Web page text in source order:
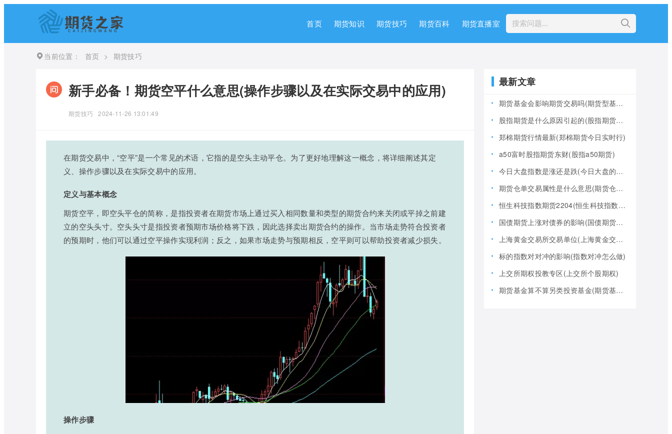
首页 期货知识 期货技巧 期货百科 期货直播室
当前位置： 首页 > 期货技巧
新手必备！期货空平什么意思(操作步骤以及在实际交易中的应用)
期货技巧 2024-11-26 13:01:49
在期货交易中，“空平”是一个常见的术语，它指的是空头主动平仓。为了更好地理解这一概念，将详细阐述其定
义、操作步骤以及在实际交易中的应用。
定义与基本概念
期货空平，即空头平仓的简称，是指投资者在期货市场上通过买入相同数量和类型的期货合约来关闭或平掉之前建
立的空头头寸。空头头寸是指投资者预期市场价格将下跌，因此选择卖出期货合约的操作。当市场走势符合投资者
的预期时，他们可以通过空平操作实现利润；反之，如果市场走势与预期相反，空平则可以帮助投资者减少损失。
操作步骤
最新文章
期货基金会影响期货交易吗(期货型基金风险大吗)
股指期货是什么原因引起的(股指期货产生的原因)
郑棉期货行情最新(郑棉期货今日实时行)
a50富时股指期货东财(股指a50期货)
今日大盘指数是涨还是跌(今日大盘的指数是多少)
期货仓单交易属性是什么意思(期货仓是什么意思)
恒生科技指数期货2204(恒生科技指数期货夜盘)
国债期货上涨对债券的影响(国债期货上涨对债券的影响大吗)
上海黄金交易所交易单位(上海黄金交易所全称)
标的指数对对冲的影响(指数对冲怎么做)
上交所期权投教专区(上交所个股期权)
期货基金算不算另类投资基金(期货基金是期货还是基金)